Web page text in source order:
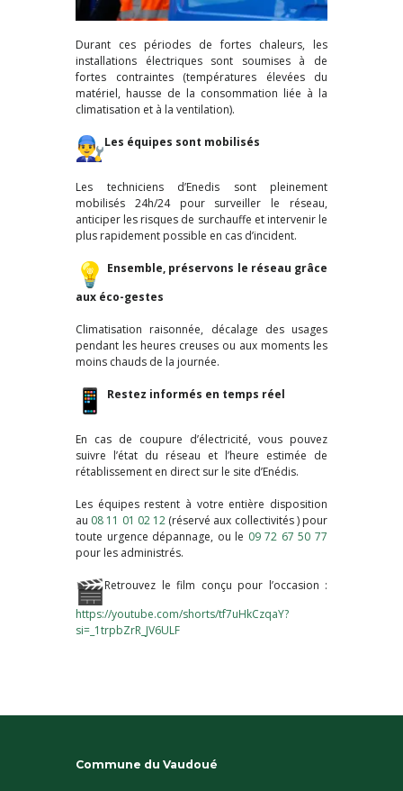
Durant ces périodes de fortes chaleurs, les
installations électriques sont soumises à de
fortes contraintes (températures élevées du
matériel, hausse de la consommation liée à la
climatisation et à la ventilation).
Les équipes sont mobilisés
Les techniciens d’Enedis sont pleinement
mobilisés 24h/24 pour surveiller le réseau,
anticiper les risques de surchauffe et intervenir le
plus rapidement possible en cas d’incident.
Ensemble, préservons le réseau grâce
aux éco-gestes
Climatisation raisonnée, décalage des usages
pendant les heures creuses ou aux moments les
moins chauds de la journée.
Restez informés en temps réel
En cas de coupure d’électricité, vous pouvez
suivre l’état du réseau et l’heure estimée de
rétablissement en direct sur le site d’Enédis.
Les équipes restent à votre entière disposition
au 08 11 01 02 12 (réservé aux collectivités ) pour
toute urgence dépannage, ou le 09 72 67 50 77
pour les administrés.
Retrouvez le film conçu pour l’occasion :
https://youtube.com/shorts/tf7uHkCzqaY?
si=_1trpbZrR_ JV6ULF
Commune du Vaudoué